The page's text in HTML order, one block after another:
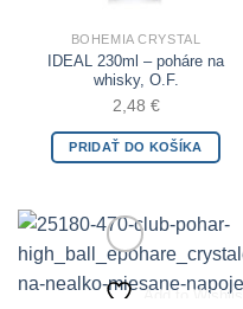
BOHEMIA CRYSTAL
IDEAL 230ml – poháre na
whisky, O.F.
2,48 €
PRIDAŤ DO KOŠÍKA
Add to Wishlist